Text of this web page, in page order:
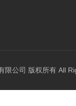
限公司 版权所有 All